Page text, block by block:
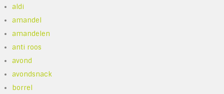
aldi
amandel
amandelen
anti roos
avond
avondsnack
borrel